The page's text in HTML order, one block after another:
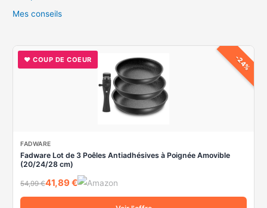
c
Mes conseils
-24%
♥ COUP DE COEUR
FADWARE
Fadware Lot de 3 Poêles Antiadhésives à Poignée Amovible
(20/24/28 cm)
54,99 €41,89 €